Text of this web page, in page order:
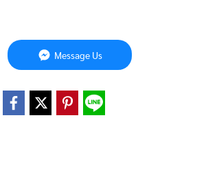
Message Us